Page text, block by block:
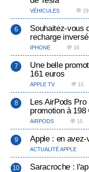
VÉHICULES 💬 19
Souhaitez-vous
recharge
IPHONE 💬 16
Une belle
161 euros
APPLE TV 💬 15
Les AirPods
promotion à 198
AIRPODS 💬 15
Apple : en
ACTUALITÉ APPLE
Saracroche :